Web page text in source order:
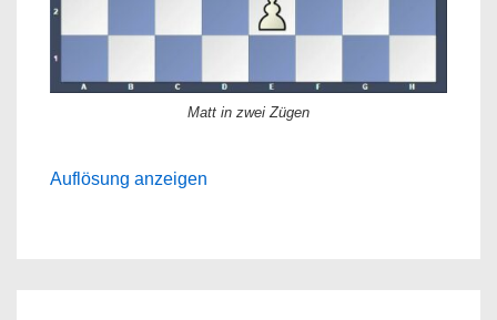
Matt in zwei Zügen
Auflösung anzeigen